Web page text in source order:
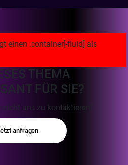
THEMA
FÜR SIE?
uns zu kontaktieren!
anfragen